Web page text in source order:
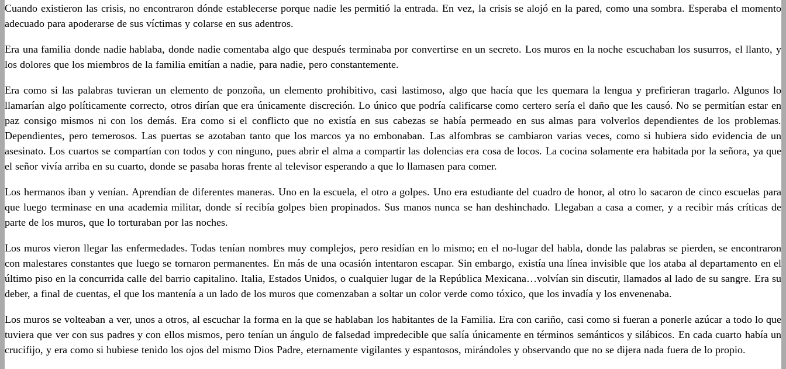
Cuando existieron las crisis, no encontraron dónde establecerse porque nadie les permitió la entrada. En vez, la crisis se alojó en la pared, como una sombra. Esperaba el momento
adecuado para apoderarse de sus víctimas y colarse en sus adentros.
Era una familia donde nadie hablaba, donde nadie comentaba algo que después terminaba por convertirse en un secreto. Los muros en la noche escuchaban los susurros, el llanto, y
los dolores que los miembros de la familia emitían a nadie, para nadie, pero constantemente.
Era como si las palabras tuvieran un elemento de ponzoña, un elemento prohibitivo, casi lastimoso, algo que hacía que les quemara la lengua y prefirieran tragarlo. Algunos lo
llamarían algo políticamente correcto, otros dirían que era únicamente discreción. Lo único que podría calificarse como certero sería el daño que les causó. No se permitían estar en
paz consigo mismos ni con los demás. Era como si el conflicto que no existía en sus cabezas se había permeado en sus almas para volverlos dependientes de los problemas.
Dependientes, pero temerosos. Las puertas se azotaban tanto que los marcos ya no embonaban. Las alfombras se cambiaron varias veces, como si hubiera sido evidencia de un
asesinato. Los cuartos se compartían con todos y con ninguno, pues abrir el alma a compartir las dolencias era cosa de locos. La cocina solamente era habitada por la señora, ya que
el señor vivía arriba en su cuarto, donde se pasaba horas frente al televisor esperando a que lo llamasen para comer.
Los hermanos iban y venían. Aprendían de diferentes maneras. Uno en la escuela, el otro a golpes. Uno era estudiante del cuadro de honor, al otro lo sacaron de cinco escuelas para
que luego terminase en una academia militar, donde sí recibía golpes bien propinados. Sus manos nunca se han deshinchado. Llegaban a casa a comer, y a recibir más críticas de
parte de los muros, que lo torturaban por las noches.
Los muros vieron llegar las enfermedades. Todas tenían nombres muy complejos, pero residían en lo mismo; en el no-lugar del habla, donde las palabras se pierden, se encontraron
con malestares constantes que luego se tornaron permanentes. En más de una ocasión intentaron escapar. Sin embargo, existía una línea invisible que los ataba al departamento en el
último piso en la concurrida calle del barrio capitalino. Italia, Estados Unidos, o cualquier lugar de la República Mexicana…volvían sin discutir, llamados al lado de su sangre. Era su
deber, a final de cuentas, el que los mantenía a un lado de los muros que comenzaban a soltar un color verde como tóxico, que los invadía y los envenenaba.
Los muros se volteaban a ver, unos a otros, al escuchar la forma en la que se hablaban los habitantes de la Familia. Era con cariño, casi como si fueran a ponerle azúcar a todo lo que
tuviera que ver con sus padres y con ellos mismos, pero tenían un ángulo de falsedad impredecible que salía únicamente en términos semánticos y silábicos. En cada cuarto había un
crucifijo, y era como si hubiese tenido los ojos del mismo Dios Padre, eternamente vigilantes y espantosos, mirándoles y observando que no se dijera nada fuera de lo propio.